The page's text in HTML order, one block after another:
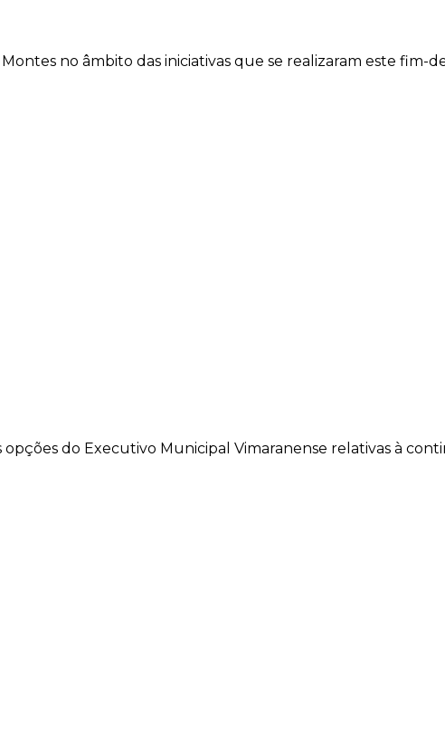
no âmbito das iniciativas que se realizaram este fim-
opções do Executivo Municipal Vimaranense relativas à